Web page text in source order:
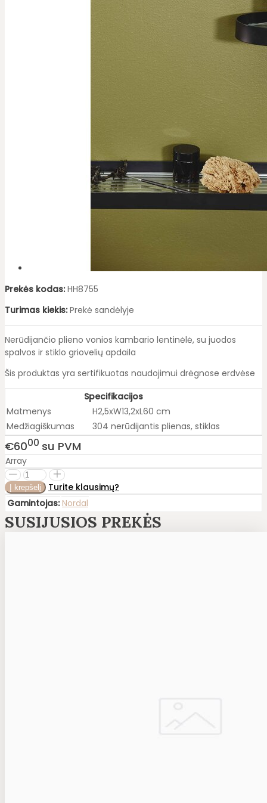
Prekės kodas: HH8755
Turimas kiekis: Prekė sandėlyje
Nerūdijančio plieno vonios kambario lentinėlė, su juodos
spalvos ir stiklo griovelių apdaila
Šis produktas yra sertifikuotas naudojimui drėgnose erdvėse
Specifikacijos
Matmenys
H2,5xW13,2xL60 cm
Medžiagiškumas
304 nerūdijantis plienas, stiklas
€6000 su PVM
Array
Turite klausimų?
Gamintojas: Nordal
SUSIJUSIOS PREKĖS